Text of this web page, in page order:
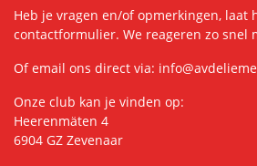
Heb je vragen en/of opmerkingen, laat
contactformulier. We reageren zo snel
Of email ons direct via:
Onze club kan je vinden op:
Heerenmäten 4
6904 GZ Zevenaar